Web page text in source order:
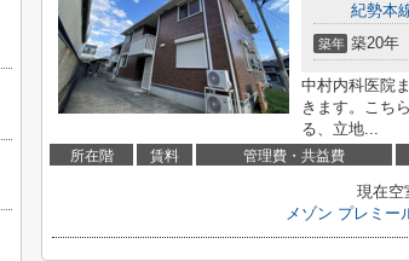
紀勢本
築年 築20年
中村内科医院
きます。こち
る、立地...
所在階 賃料 管理費・共益費
現在空
メゾン プレミー